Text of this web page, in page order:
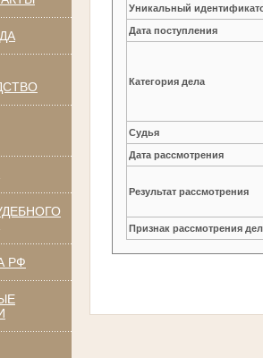
РФ
Уникальный
Дата поступления
Категория дела
Судья
Дата рассмотрения
Результат рассмотрения
Признак рассмотрения